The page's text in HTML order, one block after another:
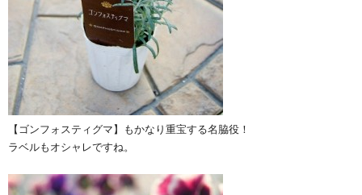
【ゴンフォスティグマ】もかなり重宝する名脇役！
ラベルもオシャレですね。